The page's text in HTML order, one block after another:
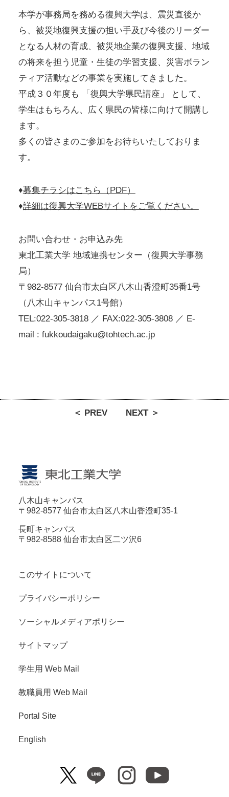
本学が事務局を務める復興大学は、震災直後か
ら、被災地復興支援の担い手及び今後のリーダー
となる人材の育成、被災地企業の復興支援、地域
の将来を担う児童・生徒の学習支援、災害ボラン
ティア活動などの事業を実施してきました。
平成３０年度も 「復興大学県民講座」 として、
学生はもちろん、広く県民の皆様に向けて開講し
ます。
多くの皆さまのご参加をお待ちいたしておりま
す。
♦募集チラシはこちら（PDF）
♦詳細は復興大学WEBサイトをご覧ください。
お問い合わせ・お申込み先
東北工業大学 地域連携センター（復興大学事務
局）
〒982-8577 仙台市太白区八木山香澄町35番1号
（八木山キャンパス1号館）
TEL:022-305-3818 ／ FAX:022-305-3808 ／ E-
mail : fukkoudaigaku@tohtech.ac.jp
＜ PREV NEXT ＞
八木山キャンパス
〒982-8577 仙台市太白区八木山香澄町35-1
長町キャンパス
〒982-8588 仙台市太白区二ツ沢6
このサイトについて
プライバシーポリシー
ソーシャルメディアポリシー
サイトマップ
学生用 Web Mail
教職員用 Web Mail
Portal Site
English